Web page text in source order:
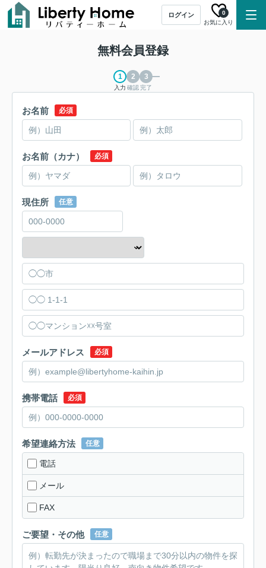
ログイン
お気に入り
0
無料会員登録
入力 確認完了
お名前 必須
お名前（カナ） 必須
現住所 任意
メールアドレス 必須
携帯電話 必須
希望連絡方法 任意
電話
メール
FAX
ご要望・その他 任意